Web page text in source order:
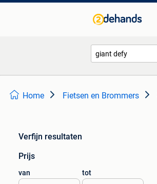
Home Fietsen en Brommers
Verfijn resultaten
Prijs
van tot